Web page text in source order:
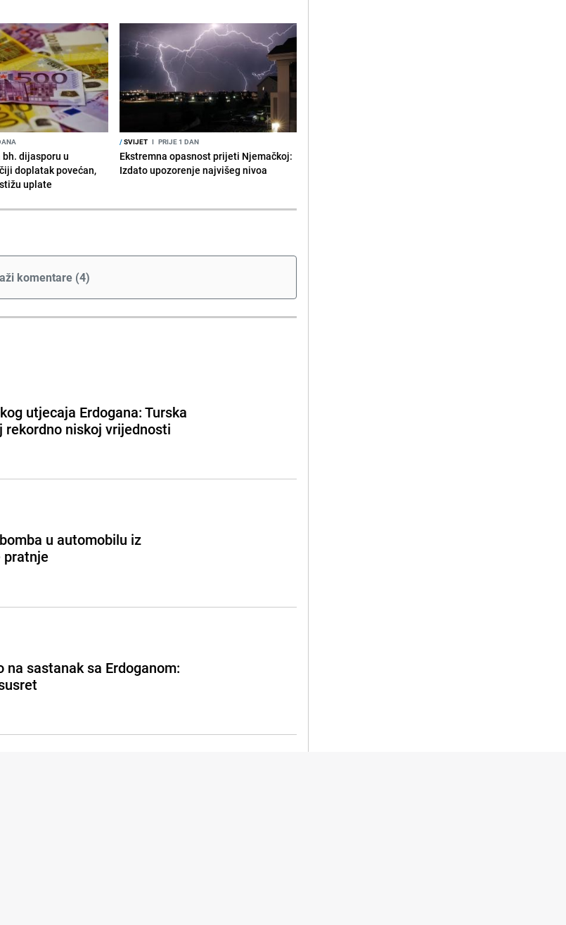
dijasporu u
doplatak povećan,
uplate
/SVIJET I PRIJE 1 DAN
Ekstremna opasnost prijeti Njemačkoj:
Izdato upozorenje najvišeg nivoa
komentare (4)
utjecaja Erdogana: Turska
rekordno niskoj vrijednosti
u automobilu iz
pratnje
na sastanak sa Erdoganom: